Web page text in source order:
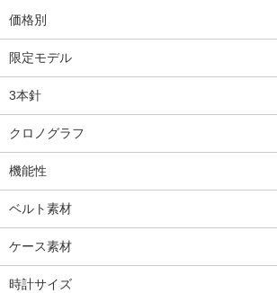
価格別
限定モデル
3本針
クロノグラフ
機能性
ベルト素材
ケース素材
時計サイズ